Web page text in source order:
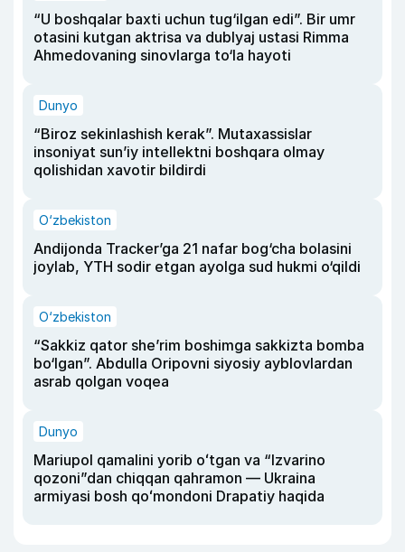
“U boshqalar baxti uchun tug‘ilgan edi”. Bir umr
otasini kutgan aktrisa va dublyaj ustasi Rimma
Ahmedovaning sinovlarga to‘la hayoti
Dunyo
“Biroz sekinlashish kerak”. Mutaxassislar
insoniyat sun’iy intellektni boshqara olmay
qolishidan xavotir bildirdi
O‘zbekiston
Andijonda Tracker’ga 21 nafar bog‘cha bolasini
joylab, YTH sodir etgan ayolga sud hukmi o‘qildi
O‘zbekiston
“Sakkiz qator she’rim boshimga sakkizta bomba
bo‘lgan”. Abdulla Oripovni siyosiy ayblovlardan
asrab qolgan voqea
Dunyo
Mariupol qamalini yorib oʻtgan va “Izvarino
qozoni”dan chiqqan qahramon — Ukraina
armiyasi bosh qoʻmondoni Drapatiy haqida